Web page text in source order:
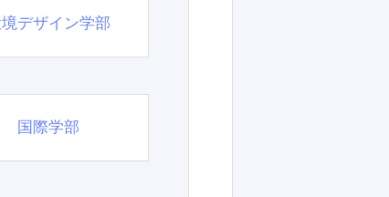
デザイン学部
国際学部